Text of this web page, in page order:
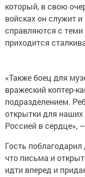
который, в свою
войсках он служит
справляются с
приходится
«Также боец для
вражеский коптер-
подразделением.
открытки для наших
Россией в сердце»,
Гость
что письма и
идти вперед и